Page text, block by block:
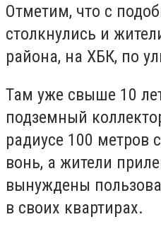
Отметим, что с
столкнулись и
района, на ХБК, по
Там уже свыше 10
подземный
радиусе 100 метров
вонь, а жители
вынуждены
в своих квартирах.